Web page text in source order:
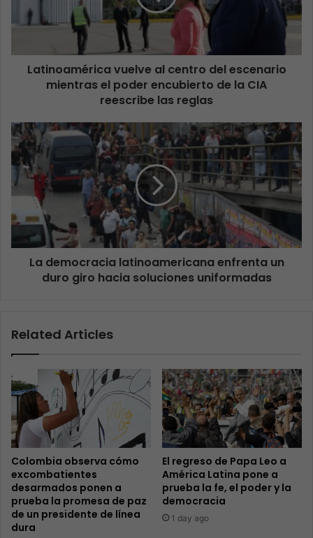
Latinoamérica vuelve al centro del escenario
mientras el poder encubierto de la CIA
reescribe las reglas
La democracia latinoamericana enfrenta un
duro giro hacia soluciones uniformadas
Related Articles
Colombia observa cómo
excombatientes
desarmados ponen a
prueba la promesa de paz
de un presidente de línea
dura
El regreso de Papa Leo a
América Latina pone a
prueba la fe, el poder y la
democracia
1 day ago